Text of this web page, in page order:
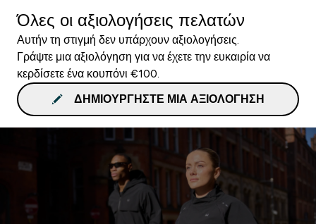
Όλες οι αξιολογήσεις πελατών
Αυτήν τη στιγμή δεν υπάρχουν αξιολογήσεις.
Γράψτε μια αξιολόγηση για να έχετε την ευκαιρία να
κερδίσετε ένα κουπόνι €100.
ΔΗΜΙΟΥΡΓΉΣΤΕ ΜΙΑ ΑΞΙΟΛΌΓΗΣΗ